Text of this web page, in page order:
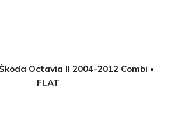
Octavia II 2004-2012 Combi •
FLAT